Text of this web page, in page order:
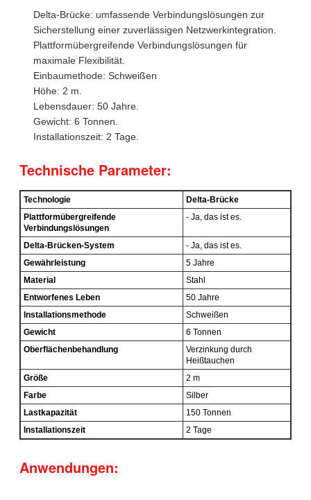
Delta-Brücke: umfassende Verbindungslösungen zur
Sicherstellung einer zuverlässigen Netzwerkintegration.
Plattformübergreifende Verbindungslösungen für
maximale Flexibilität.
Einbaumethode: Schweißen
Höhe: 2 m.
Lebensdauer: 50 Jahre.
Gewicht: 6 Tonnen.
Installationszeit: 2 Tage.
Technische Parameter:
Technologie
Delta-Brücke
Plattformübergreifende
Verbindungslösungen
- Ja, das ist es.
Delta-Brücken-System
- Ja, das ist es.
Gewährleistung
5 Jahre
Material
Stahl
Entworfenes Leben
50 Jahre
Installationsmethode
Schweißen
Gewicht
6 Tonnen
Oberflächenbehandlung
Verzinkung durch
Heißtauchen
Größe
2 m
Farbe
Silber
Lastkapazität
150 Tonnen
Installationszeit
2 Tage
Anwendungen: